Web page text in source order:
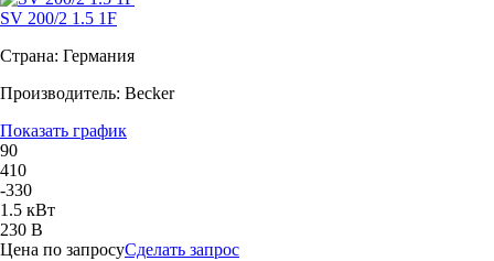
SV 200/2 1.5 1F
Страна: Германия
Производитель: Becker
Показать график
90
410
-330
1.5 кВт
230 В
Цена по запросуСделать запрос